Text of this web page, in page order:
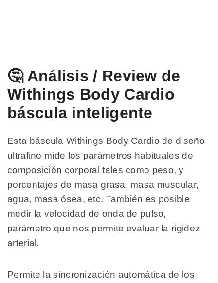
🤔 Análisis / Review de
Withings Body Cardio
báscula inteligente
Esta báscula Withings Body Cardio de diseño
ultrafino mide los parámetros habituales de
composición corporal tales como peso, y
porcentajes de masa grasa, masa muscular,
agua, masa ósea, etc. También es posible
medir la velocidad de onda de pulso,
parámetro que nos permite evaluar la rigidez
arterial.
Permite la sincronización automática de los